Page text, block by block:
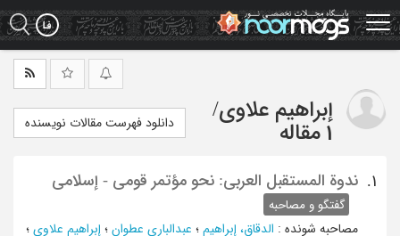
Skip
to
main
إبراهیم علاوی/
1 مقاله
دانلود فهرست مقالات نویسنده
1. ندوة المستقبل العربی: نحو مؤتمر قومی - إسلامی
گفتگو و مصاحبه
مصاحبه شونده : الدقاق، إبراهیم ؛ عبدالباری عطوان ؛ إبراهیم علاوی ؛